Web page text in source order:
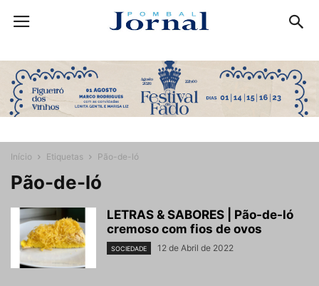
Início Etiquetas Pão-de-ló
Pão-de-ló
LETRAS & SABORES | Pão-de-ló
cremoso com fios de ovos
SOCIEDADE 12 de Abril de 2022